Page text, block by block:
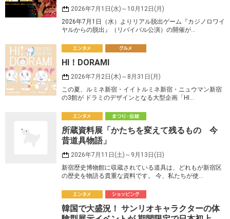
2026年7月1日(水)～10月12日(月)
2026年7月1日（水）よりリアル脱出ゲーム『カジノロワイ
ヤルからの脱出』（リバイバル公演）の開催が…
ンタメ
ルメ
HI！DORAMI
2026年7月2日(木)～8月31日(月)
この夏、ルミネ新宿・イイトルミネ新宿・ニュウマン新宿
の3館が ドラミのデザインとなる大型企画「HI…
ンタメ
つり・伝統
所蔵資料展「かたちを変えて残るもの 今
昔道具物語」
2026年7月11日(土)～9月13日(日)
新宿歴史博物館に収蔵されている道具は、どれもが新宿区
の歴史を物語る貴重な資料です。 今、私たちが使…
ンタメ
ョッピング
韓国で​大盛況！​ サンリオキャラクターの​体